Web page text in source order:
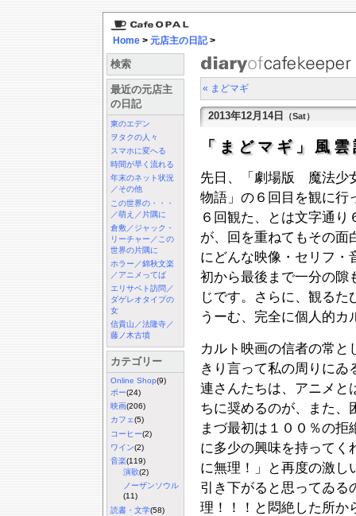
Home > 元店主の日記>
検索
最近の元店主
の日記
東のエデン
ヲタクの人々
スマホに変へる
時間が早く流れる
年末のネット状況
／その他
この世界の・・・
／萌え／片隅に
倉敷／ジャック・
リーチャー／この
世界の片隅に
ホラー／錦秋文楽
／アニメってば
エリサベト訪問／
ダゲレオタイプの
女
信貴山／法隆寺／
藤ノ木古墳
カテゴリー
Online Shop(9)
ポー(24)
映画(206)
カフェ(5)
コーヒー(2)
ワイン(2)
音楽(119)
演歌(2)
ノーザンソウル
(11)
読書・文学(58)
« まどマギ
2013年12月14日 （Sat）
「まどマギ」風
先日、「劇場版 魔法少
物語」の６回目を観に行
６回観た、とは文字通
が、回を重ねてもその面
にどんな映像・セリフ・
初から最後まで一分の隙
じです。さらに、観る
うーむ、完全に個人的
カルト映画の信者の常と
きり言って私の周りにゐ
連さんたちは、アニメと
ちに奨めるのが、また、
まづ最初は１００％の
に多少の興味を持ってく
に無理！」と再度の激し
引き下がると思ってゐる
理！！！と悶絶した所か